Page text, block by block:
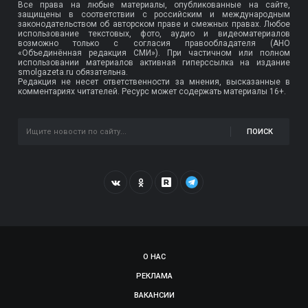
Все права на любые материалы, опубликованные на сайте,
защищены в соответствии с российским и международным
законодательством об авторском праве и смежных правах. Любое
использование текстовых, фото, аудио и видеоматериалов
возможно только с согласия правообладателя (АНО
«Объединённая редакция СМИ»). При частичном или полном
использовании материалов активная гиперссылка на издание
smolgazeta.ru обязательна.
Редакция не несет ответственности за мнения, высказанные в
комментариях читателей. Ресурс может содержать материалы 16+.
ПОИСК
О НАС
РЕКЛАМА
ВАКАНСИИ